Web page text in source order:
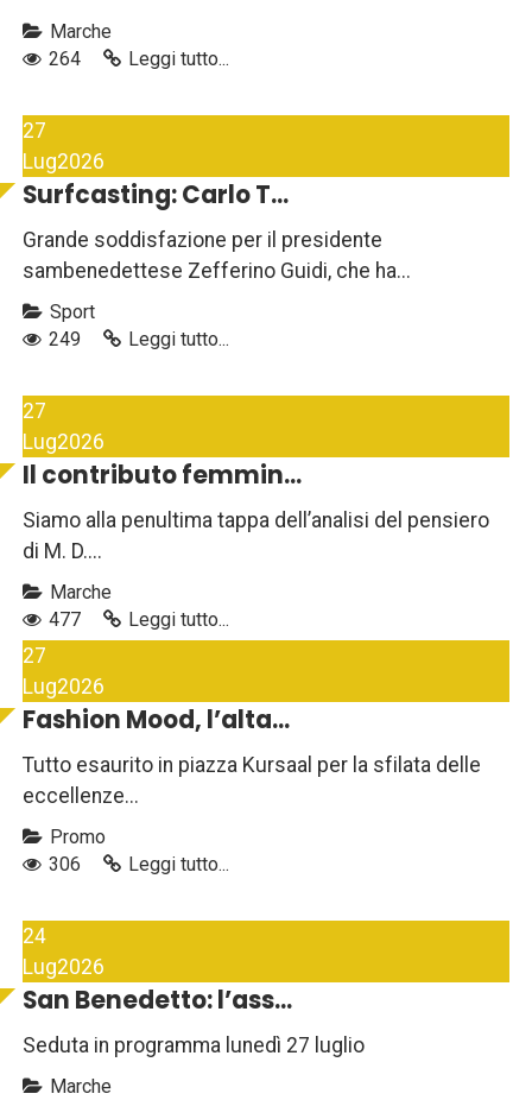
Marche
264
Leggi tutto...
27
Lug2026
Surfcasting: Carlo T...
Grande soddisfazione per il presidente
sambenedettese Zefferino Guidi, che ha...
Sport
249
Leggi tutto...
27
Lug2026
Il contributo femmin...
Siamo alla penultima tappa dell’analisi del pensiero
di M. D....
Marche
477
Leggi tutto...
27
Lug2026
Fashion Mood, l’alta...
Tutto esaurito in piazza Kursaal per la sfilata delle
eccellenze...
Promo
306
Leggi tutto...
24
Lug2026
San Benedetto: l’ass...
Seduta in programma lunedì 27 luglio
Marche